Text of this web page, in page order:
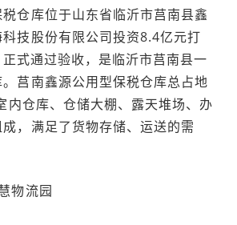
仓库位于山东省临沂市莒南县鑫
技股份有限公司投资8.4亿元打
式通过验收，是临沂市莒南县一
莒南鑫源公用型保税仓库总占地
内仓库、仓储大棚、露天堆场、办
，满足了货物存储、运送的需
物流园